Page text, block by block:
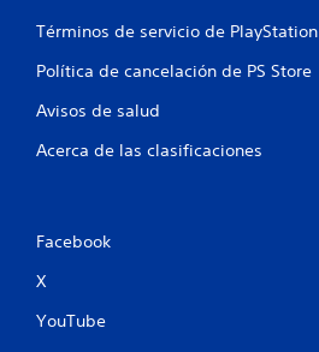
Términos de servicio de PlayStation
Política de cancelación de PS Store
Avisos de salud
Acerca de las clasificaciones
Facebook
X
YouTube